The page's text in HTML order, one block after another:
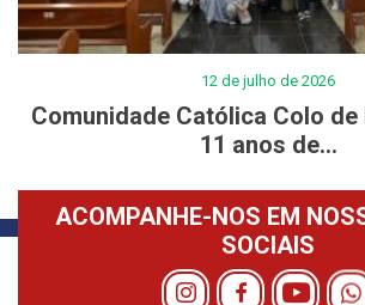
12 de julho de 2026
Comunidade Católica Colo de
11 anos de...
ACOMPANHE-NOS EM
SOCIAIS